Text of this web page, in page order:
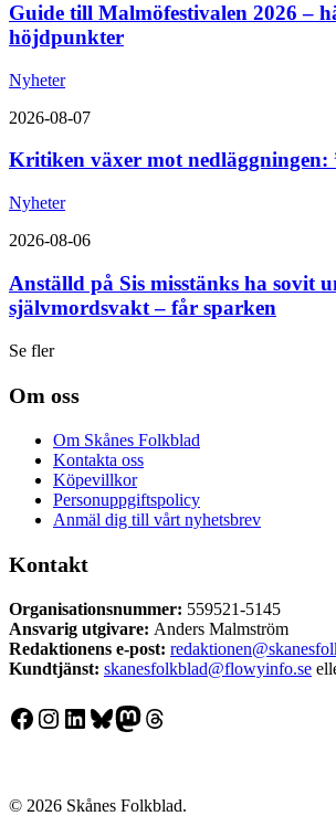
Guide till Malmöfestivalen 2026 –
höjdpunkter
Nyheter
2026-08-07
Kritiken växer mot
Nyheter
2026-08-06
Anställd på Sis misstänks ha sovit
självmordsvakt – får sparken
Se fler
Om oss
Om Skånes Folkblad
Kontakta oss
Köpevillkor
Personuppgiftspolicy
Anmäl dig till vårt nyhetsbrev
Kontakt
Organisationsnummer: 559521-5145
Ansvarig utgivare: Anders Malmström
Redaktionens e-post:
Kundtjänst: skanesfolkblad@flowyinfo.se
Facebook
Instagram
LinkedIn
Bluesky
Mastodon
Threads
© 2026 Skånes Folkblad.